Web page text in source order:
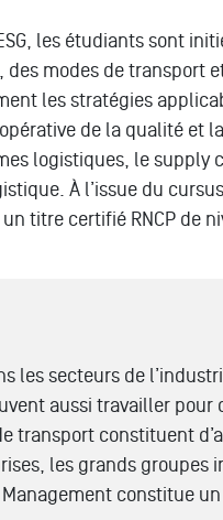
les étudiants sont
modes de transport
les stratégies
de la qualité et
logistiques, le supply
À l’issue du
titre certifié RNCP de
les secteurs de
aussi travailler pour
transport constituent
les grands
constitue